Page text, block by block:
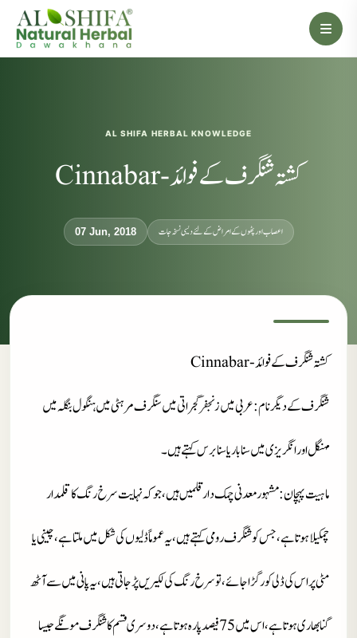
AL SHIFA HERBAL KNOWLEDGE
کشتہ شنگرف کے فوائد-Cinnabar
07 Jun, 2018 اعصاب اور پٹھوں کے امراض کےلئے دیسی نسخہ جات
کشتہ شنگرف کے فوائد-Cinnabar
شنگرف کے دیگرنام: عربی میں زنجفر گجراتی میں سنگرف مرہٹی میں ہنگول بنگلہ میں
مہنگل اور انگریزی میں سناباریا سنابرس کہتے ہیں۔
ماہیت پہچان: مشہور معدنی چمک دار قلمیں ہیں،جو کہ نہایت سرخ رنگ کا قلمدار
چمکیلا ہوتا ہے، جس کو شنگرف رومی کہتے ہیں، یہ عموما ًڈلیوں کی شکل میں ملتا ہے، چینی یا
مٹی پر اس کی ڈلی کو رگڑا جائے، تو سرخ رنگ کی لکیریں پڑ جاتی ہیں، یہ پانی میں سے آٹھ
گنا بھاری ہوتا ہے، اس میں75فیصد پارہ ہوتا ہے، دوسری قسم کا شنگرف مونگے جیسا